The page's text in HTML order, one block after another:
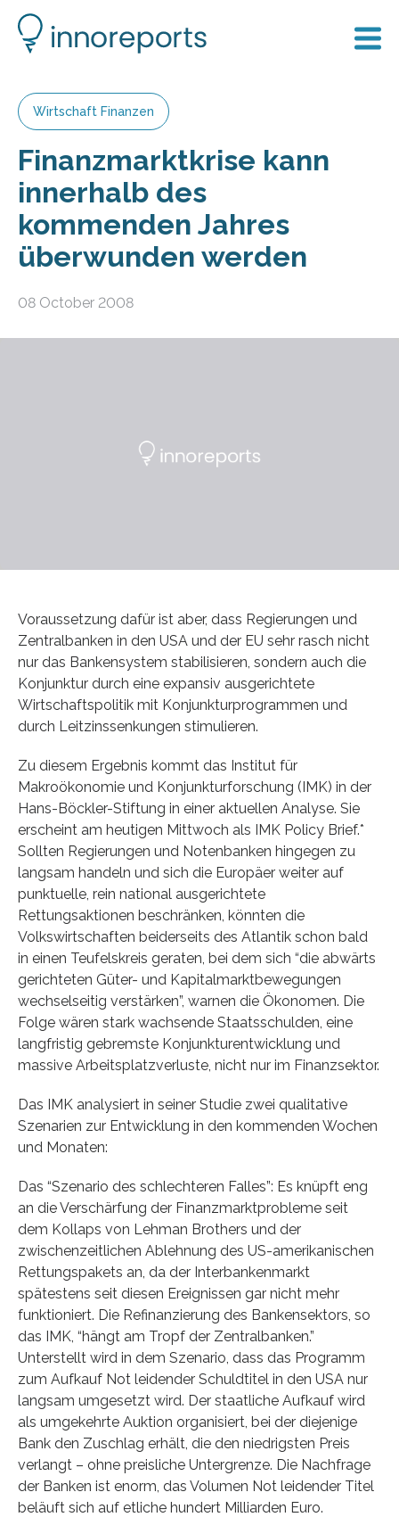
Wirtschaft Finanzen
Finanzmarktkrise kann
innerhalb des
kommenden Jahres
überwunden werden
08 October 2008
Voraussetzung dafür ist aber, dass Regierungen und
Zentralbanken in den USA und der EU sehr rasch nicht
nur das Bankensystem stabilisieren, sondern auch die
Konjunktur durch eine expansiv ausgerichtete
Wirtschaftspolitik mit Konjunkturprogrammen und
durch Leitzinssenkungen stimulieren.
Zu diesem Ergebnis kommt das Institut für
Makroökonomie und Konjunkturforschung (IMK) in der
Hans-Böckler-Stiftung in einer aktuellen Analyse. Sie
erscheint am heutigen Mittwoch als IMK Policy Brief.*
Sollten Regierungen und Notenbanken hingegen zu
langsam handeln und sich die Europäer weiter auf
punktuelle, rein national ausgerichtete
Rettungsaktionen beschränken, könnten die
Volkswirtschaften beiderseits des Atlantik schon bald
in einen Teufelskreis geraten, bei dem sich “die abwärts
gerichteten Güter- und Kapitalmarktbewegungen
wechselseitig verstärken”, warnen die Ökonomen. Die
Folge wären stark wachsende Staatsschulden, eine
langfristig gebremste Konjunkturentwicklung und
massive Arbeitsplatzverluste, nicht nur im Finanzsektor.
Das IMK analysiert in seiner Studie zwei qualitative
Szenarien zur Entwicklung in den kommenden Wochen
und Monaten:
Das “Szenario des schlechteren Falles”: Es knüpft eng
an die Verschärfung der Finanzmarktprobleme seit
dem Kollaps von Lehman Brothers und der
zwischenzeitlichen Ablehnung des US-amerikanischen
Rettungspakets an, da der Interbankenmarkt
spätestens seit diesen Ereignissen gar nicht mehr
funktioniert. Die Refinanzierung des Bankensektors, so
das IMK, “hängt am Tropf der Zentralbanken.”
Unterstellt wird in dem Szenario, dass das Programm
zum Aufkauf Not leidender Schuldtitel in den USA nur
langsam umgesetzt wird. Der staatliche Aufkauf wird
als umgekehrte Auktion organisiert, bei der diejenige
Bank den Zuschlag erhält, die den niedrigsten Preis
verlangt – ohne preisliche Untergrenze. Die Nachfrage
der Banken ist enorm, das Volumen Not leidender Titel
beläuft sich auf etliche hundert Milliarden Euro.